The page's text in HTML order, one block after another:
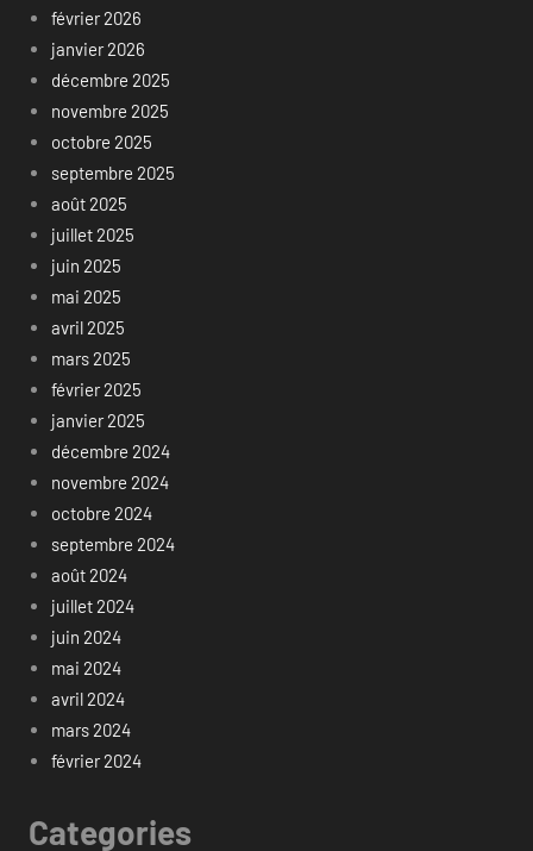
février 2026
janvier 2026
décembre 2025
novembre 2025
octobre 2025
septembre 2025
août 2025
juillet 2025
juin 2025
mai 2025
avril 2025
mars 2025
février 2025
janvier 2025
décembre 2024
novembre 2024
octobre 2024
septembre 2024
août 2024
juillet 2024
juin 2024
mai 2024
avril 2024
mars 2024
février 2024
Categories